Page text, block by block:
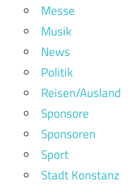
Messe
Musik
News
Politik
Reisen/Ausland
Sponsore
Sponsoren
Sport
Stadt Konstanz